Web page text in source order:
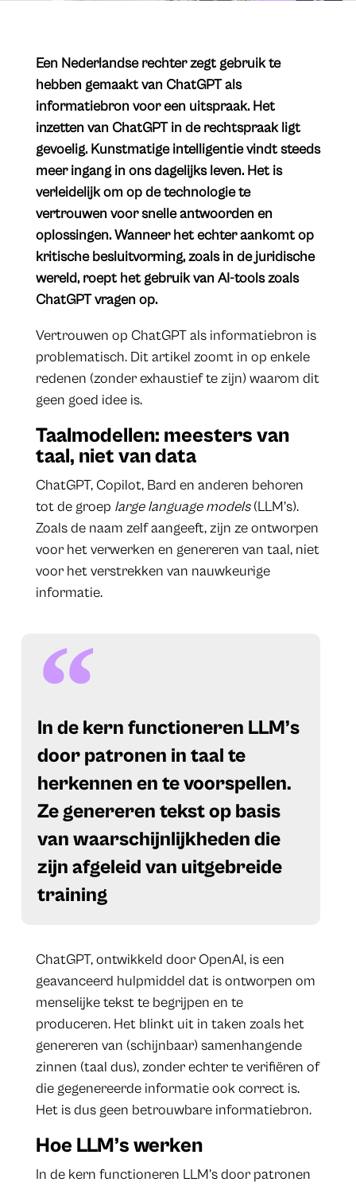
Een Nederlandse rechter zegt gebruik te
hebben gemaakt van ChatGPT als
informatiebron voor een uitspraak. Het
inzetten van ChatGPT in de rechtspraak ligt
gevoelig. Kunstmatige intelligentie vindt steeds
meer ingang in ons dagelijks leven. Het is
verleidelijk om op de technologie te
vertrouwen voor snelle antwoorden en
oplossingen. Wanneer het echter aankomt op
kritische besluitvorming, zoals in de juridische
wereld, roept het gebruik van AI-tools zoals
ChatGPT vragen op.
Vertrouwen op ChatGPT als informatiebron is
problematisch. Dit artikel zoomt in op enkele
redenen (zonder exhaustief te zijn) waarom dit
geen goed idee is.
Taalmodellen: meesters van
taal, niet van data
ChatGPT, Copilot, Bard en anderen behoren
tot de groep large language models(LLM’s).
Zoals de naam zelf aangeeft, zijn ze ontworpen
voor het verwerken en genereren van taal, niet
voor het verstrekken van nauwkeurige
informatie.
In de kern functioneren LLM’s
door patronen in taal te
herkennen en te voorspellen.
Ze genereren tekst op basis
van waarschijnlijkheden die
zijn afgeleid van uitgebreide
training
ChatGPT, ontwikkeld door OpenAI, is een
geavanceerd hulpmiddel dat is ontworpen om
menselijke tekst te begrijpen en te
produceren. Het blinkt uit in taken zoals het
genereren van (schijnbaar) samenhangende
zinnen (taal dus), zonder echter te verifiëren of
die gegenereerde informatie ook correct is.
Het is dus geen betrouwbare informatiebron.
Hoe LLM’s werken
In de kern functioneren LLM’s door patronen